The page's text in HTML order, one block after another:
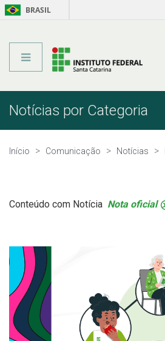
BRASIL
Notícias por Categoria
Início Comunicação Notícias
Conteúdo com Notícia Nota oficial .